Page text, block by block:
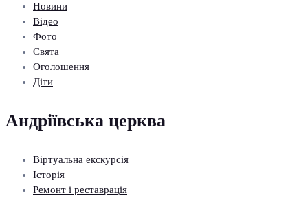
Новини
Відео
Фото
Свята
Оголошення
Діти
Андріївська церква
Віртуальна екскурсія
Історія
Ремонт і реставрація